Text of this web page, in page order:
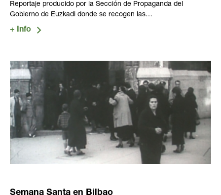
Reportaje producido por la Sección de Propaganda del
Gobierno de Euzkadi donde se recogen las…